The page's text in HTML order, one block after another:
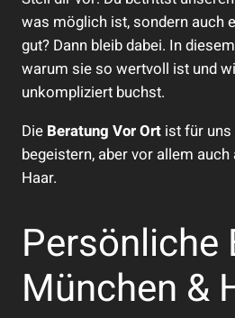
was möglich ist, sondern auch
gut? Dann bleib dabei. In
warum sie so wertvoll ist und
unkompliziert buchst.
Die Beratung Vor Ort ist für
begeistern, aber vor allem
Haar.
Persönliche
München &